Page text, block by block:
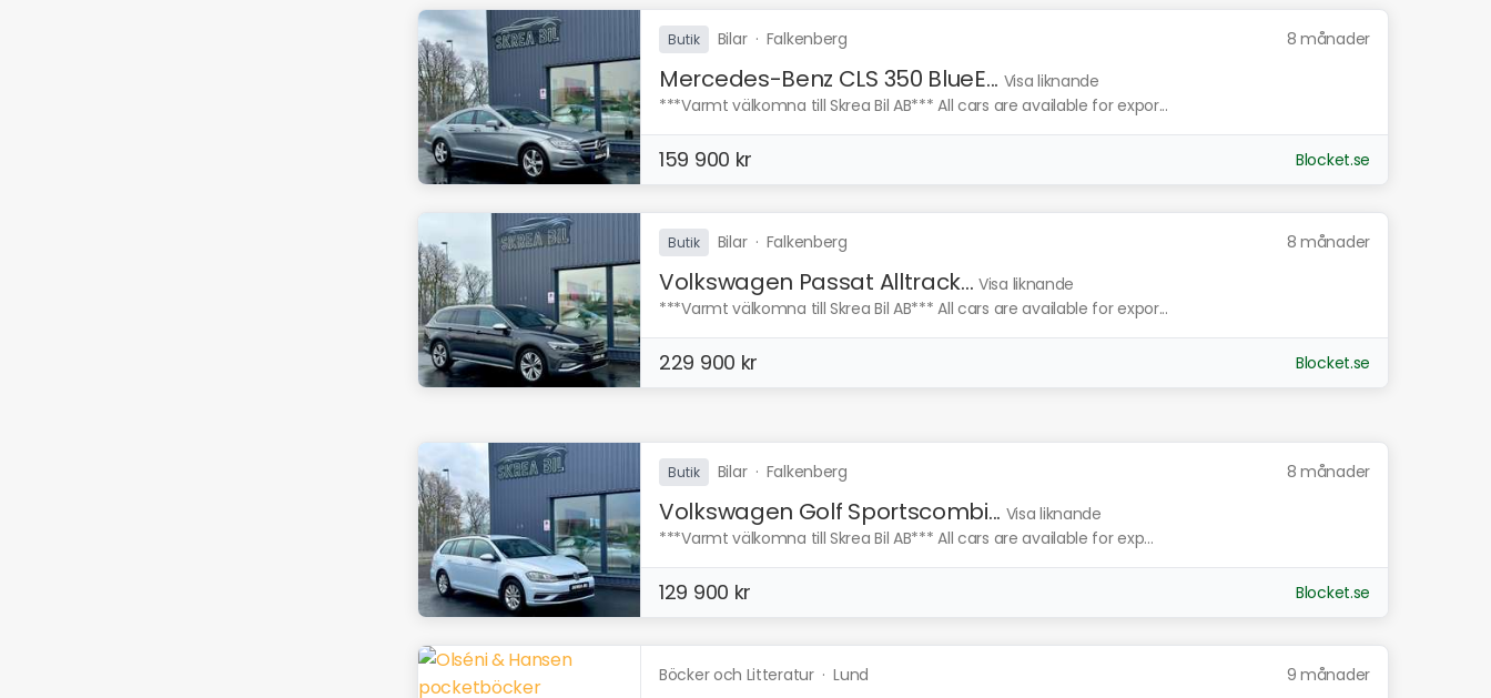
Butik Bilar· Falkenberg 8 månader
Mercedes-Benz CLS 350 BlueE... Visa liknande
***Varmt välkomna till Skrea Bil AB*** All cars are available for expor...
159 900 kr Blocket.se
Butik Bilar· Falkenberg 8 månader
Volkswagen Passat Alltrack... Visa liknande
***Varmt välkomna till Skrea Bil AB*** All cars are available for expor...
229 900 kr Blocket.se
Butik Bilar· Falkenberg 8 månader
Volkswagen Golf Sportscombi... Visa liknande
***Varmt välkomna till Skrea Bil AB*** All cars are available for exp...
129 900 kr Blocket.se
Böcker och Litteratur·Lund 9 månader